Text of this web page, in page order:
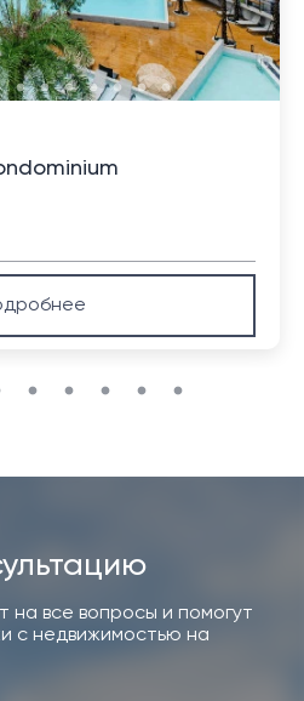
на все вопросы и помогут
с недвижимостью на